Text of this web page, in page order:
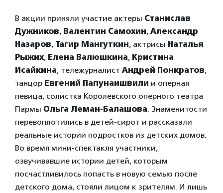
В акции приняли участие актеры Станислав
Дужников, Валентин Самохин, Александр
Назаров, Тагир Мангуткин, актрисы Наталья
Рыжих, Елена Валюшкина, Кристина
Исайкина, тележурналист Андрей Понкратов,
танцор Евгений Папунаишвили и оперная
певица, солистка Королевского оперного театра
Пармы Ольга Леман-Балашова. Знаменитости
перевоплотились в детей-сирот и рассказали
реальные истории подростков из детских домов.
Во время мини-спектакля участники,
озвучивавшие истории детей, которым
посчастливилось попасть в новую семью после
детского дома, стояли лицом к зрителям. И лишь